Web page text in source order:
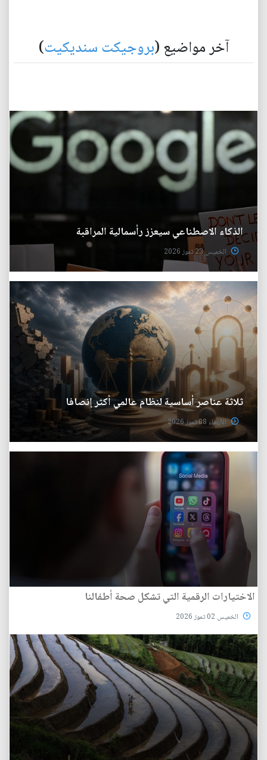
آخر مواضيع (بروجيكت سنديكيت)
الذكاء الاصطناعي سيعزز رأسمالية المراقبة
الخميس 23 تموز 2026
ثلاثة عناصر أساسية لنظام عالمي أكثر إنصافا
الأربعاء 08 تموز 2026
الاختيارات الرقمية التي تشكل صحة أطفالنا
الخميس 02 تموز 2026